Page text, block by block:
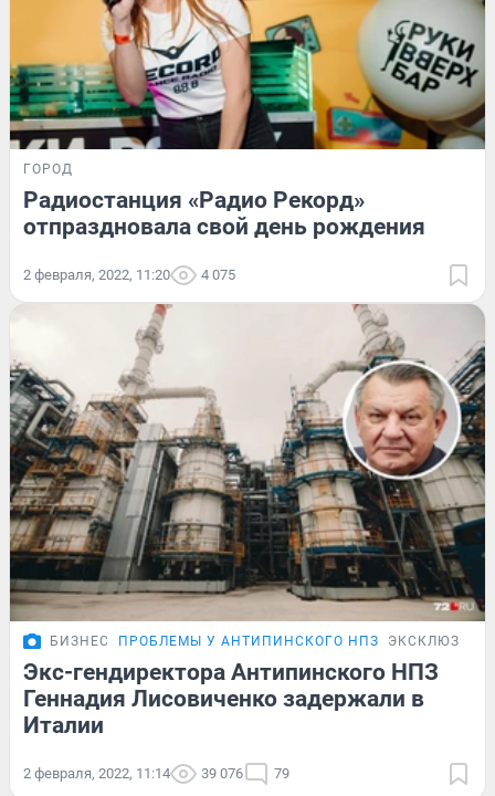
ГОРОД
Радиостанция «Радио Рекорд»
отпраздновала свой день рождения
2 февраля, 2022, 11:20 4 075
БИЗНЕС ПРОБЛЕМЫ У АНТИПИНСКОГО НПЗ ЭКСКЛЮЗИВ
Экс-гендиректора Антипинского НПЗ
Геннадия Лисовиченко задержали в
Италии
2 февраля, 2022, 11:14 39 076 79